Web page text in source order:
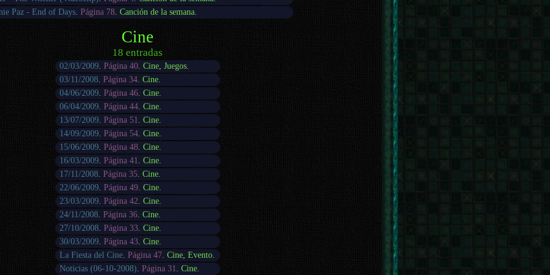
Paz - End of Days. Página 78. Canción de la semana.
Cine
18 entradas
02/03/2009.Página 40.Cine,Juegos.
03/11/2008.Página 34.Cine.
04/06/2009.Página 46.Cine.
06/04/2009.Página 44.Cine.
13/07/2009.Página 51.Cine.
14/09/2009.Página 54.Cine.
15/06/2009.Página 48.Cine.
16/03/2009.Página 41.Cine.
17/11/2008.Página 35.Cine.
22/06/2009.Página 49.Cine.
23/03/2009.Página 42.Cine.
24/11/2008.Página 36.Cine.
27/10/2008.Página 33.Cine.
30/03/2009.Página 43.Cine.
La Fiesta del Cine.Página 47.Cine,Evento.
Noticias (06-10-2008).Página 31.Cine.